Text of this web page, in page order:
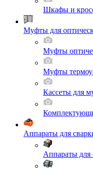
Шкафы и
Муфты для
Муфты
Муфты
Кассеты для
Аппараты для
Аппараты для